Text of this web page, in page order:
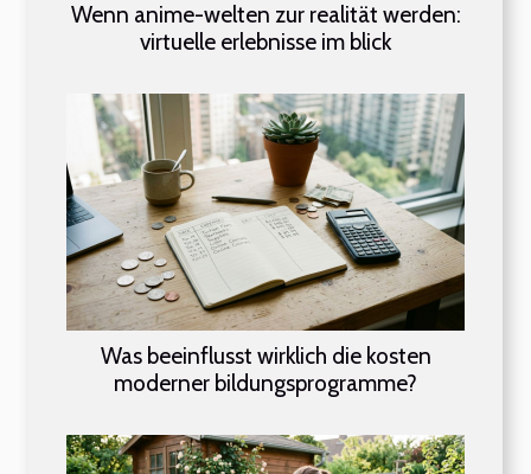
Wenn anime-welten zur realität werden:
virtuelle erlebnisse im blick
Was beeinflusst wirklich die kosten
moderner bildungsprogramme?